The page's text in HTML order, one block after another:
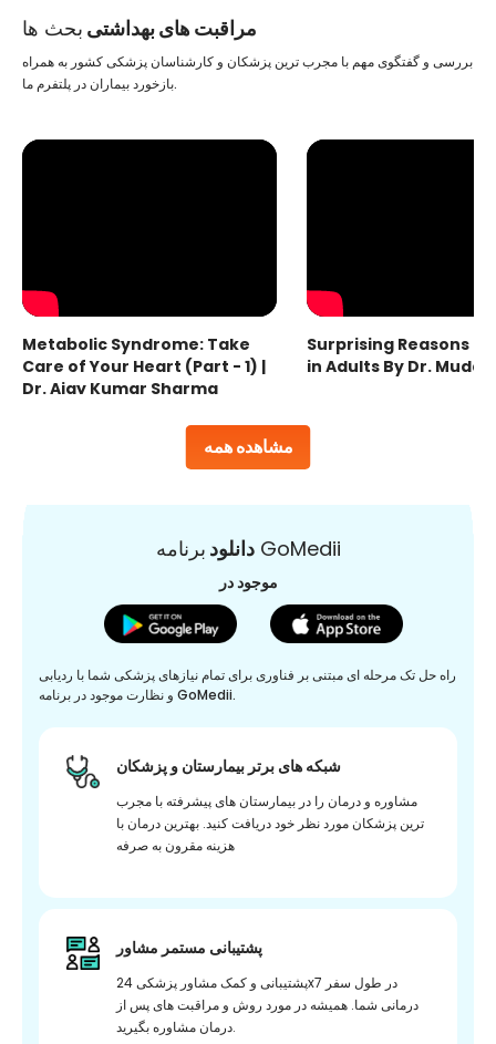
مراقبت های بهداشتی بحث ها
مشاهده همه
بررسی و گفتگوی مهم با مجرب ترین پزشکان و کارشناسان پزشکی کشور به همراه
بازخورد بیماران در پلتفرم ما.
Metabolic Syndrome: Take
Care of Your Heart (Part - 1) |
Dr. Ajay Kumar Sharma
Surprising Reasons
in Adults By Dr.
دانلودبرنامه GoMedii
موجود در
راه حل تک مرحله ای مبتنی بر فناوری برای تمام نیازهای پزشکی شما با ردیابی
و نظارت موجود در برنامه GoMedii.
شبکه های برتر بیمارستان و پزشکان
مشاوره و درمان را در بیمارستان های پیشرفته با مجرب
ترین پزشکان مورد نظر خود دریافت کنید. بهترین درمان با
هزینه مقرون به صرفه
پشتیبانی مستمر مشاور
پشتیبانی و کمک مشاور پزشکی 24x7 در طول سفر
درمانی شما. همیشه در مورد روش و مراقبت های پس از
درمان مشاوره بگیرید.